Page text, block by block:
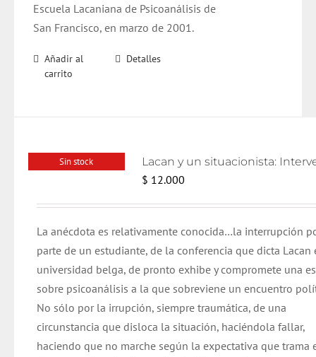
Escuela Lacaniana de Psicoanálisis de
San Francisco, en marzo de 2001.
Añadir al
carrito
Detalles
Sin stock
$ 12.000
La anécdota es relativamente conocida…la interrupción
parte de un estudiante, de la conferencia que dicta Lacan
universidad belga, de pronto exhibe y compromete una
sobre psicoanálisis a la que sobreviene un encuentro
No sólo por la irrupción, siempre traumática, de una
circunstancia que disloca la situación, haciéndola fallar,
haciendo que no marche según la expectativa que trama